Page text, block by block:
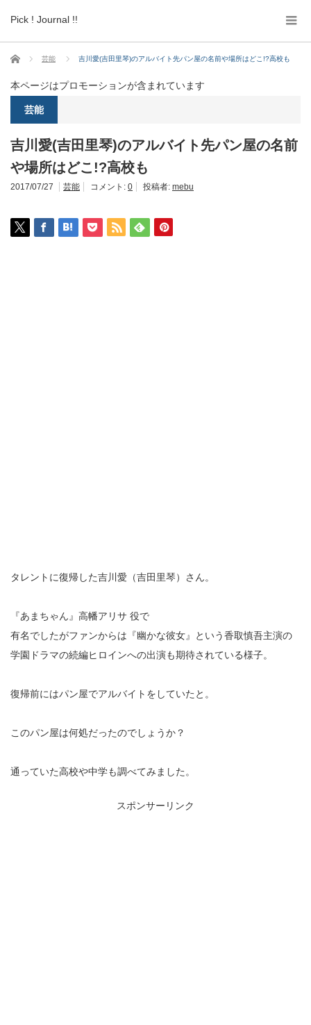
Pick ! Journal !!
ホーム 芸能 吉川愛(吉田里琴)のアルバイト先パン屋の名前や場所はどこ!?高校も
本ページはプロモーションが含まれています
芸能
吉川愛(吉田里琴)のアルバイト先パン屋の名前
や場所はどこ!?高校も
2017/07/27 芸能 コメント: 0 投稿者: mebu
タレントに復帰した吉川愛（吉田里琴）さん。
『あまちゃん』高幡アリサ 役で
有名でしたがファンからは『幽かな彼女』という香取慎吾主演の
学園ドラマの続編ヒロインへの出演も期待されている様子。
復帰前にはパン屋でアルバイトをしていたと。
このパン屋は何処だったのでしょうか？
通っていた高校や中学も調べてみました。
スポンサーリンク